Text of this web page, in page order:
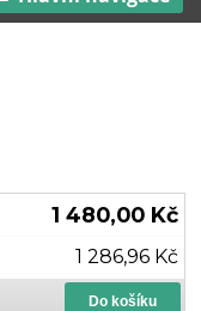
1 480,00 Kč
1 286,96 Kč
Do košíku